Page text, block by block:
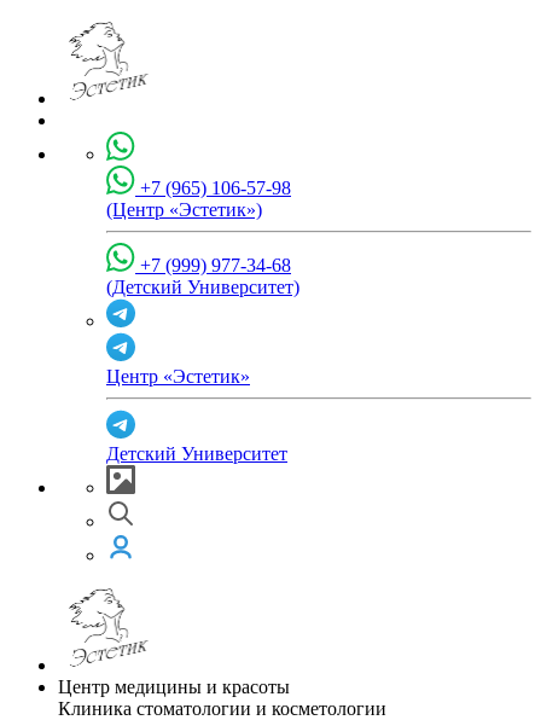
+7 (965) 106-57-98
(Центр «Эстетик»)
+7 (999) 977-34-68
(Детский Университет)
Центр «Эстетик»
Детский Университет
Центр медицины и красоты
Клиника стоматологии и косметологии